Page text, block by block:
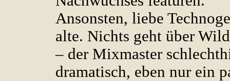
Ansonsten, liebe
alte. Nichts geht über
– der Mixmaster
dramatisch, eben nur ein